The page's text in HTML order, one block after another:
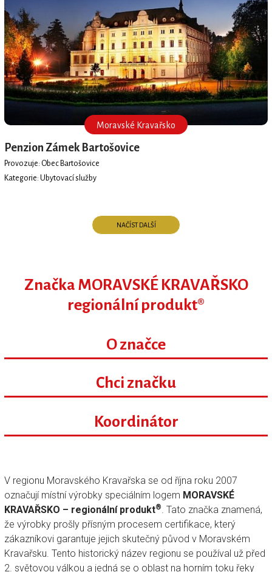
Moravské Kravařsko
Penzion Zámek Bartošovice
Provozuje: Obec Bartošovice
Kategorie: Ubytovací služby
NAČÍST DALŠÍ
Značka MORAVSKÉ KRAVAŘSKO
regionální produkt®
O značce
Chci značku
Koordinátor
V regionu Moravského Kravařska se od října roku 2007
označují místní výrobky speciálním logem MORAVSKÉ
KRAVAŘSKO – regionální produkt®. Tato značka znamená,
že výrobky prošly přísným procesem certifikace, který
zákazníkovi garantuje jejich skutečný původ v Moravském
Kravařsku. Tento historický název regionu se používal už před
2. světovou válkou a jedná se o oblast na horním toku řeky